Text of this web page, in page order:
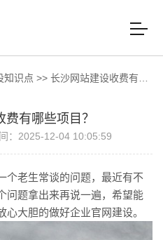
知识点 >> 长沙网站建设收费有哪些项目？
有哪些项目？
：2025-12-04 10:05:59
个老生常谈的问题，最近有不
问题拿出来再说一遍，希望能
大胆的做好企业官网建设。